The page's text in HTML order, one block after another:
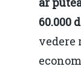
60.000
vedere